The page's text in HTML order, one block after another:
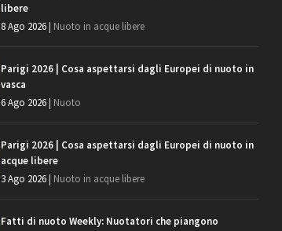
libere
8 Ago 2026| Nuoto in acque libere
Parigi 2026 | Cosa aspettarsi dagli Europei di nuoto in
vasca
6 Ago 2026| Nuoto
Parigi 2026 | Cosa aspettarsi dagli Europei di nuoto in
acque libere
3 Ago 2026| Nuoto in acque libere
Fatti di nuoto Weekly: Nuotatori che piangono